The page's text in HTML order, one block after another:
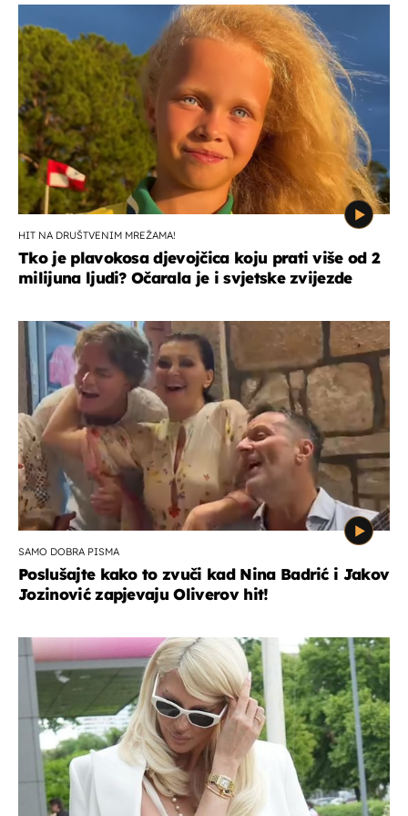
HIT NA DRUŠTVENIM MREŽAMA!
Tko je plavokosa djevojčica koju prati više od 2
milijuna ljudi? Očarala je i svjetske zvijezde
SAMO DOBRA PISMA
Poslušajte kako to zvuči kad Nina Badrić i Jakov
Jozinović zapjevaju Oliverov hit!